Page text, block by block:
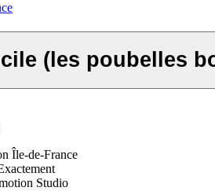
(les poubelles
Île-de-France
Studio